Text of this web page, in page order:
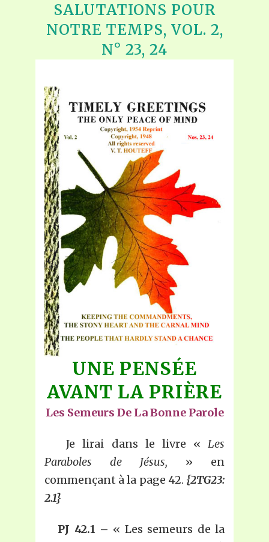
SALUTATIONS POUR
NOTRE TEMPS, VOL. 2,
N° 23, 24
UNE PENSÉE
AVANT LA PRIÈRE
Les Semeurs De La Bonne Parole
Je lirai dans le livre « Les
Paraboles de Jésus, » en
commençant à la page 42. {2TG23:
2.1}
PJ 42.1 – « Les semeurs de la